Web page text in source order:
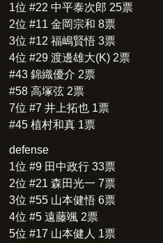
1位 #22 中平泰次郎 25票
2位 #11 金岡宗和 8票
3位 #12 福嶋賢悟 3票
4位 #29 渡邊雄大(K) 2票
#43 錦織優介 2票
#58 高塚弦 2票
7位 #7 井上拓也 1票
#45 植村和真 1票
defense
1位 #9 田中政行 33票
2位 #21 森田光一 7票
3位 #55 山本健悟 6票
4位 #5 遠藤颯 2票
5位 #17 山本健人 1票